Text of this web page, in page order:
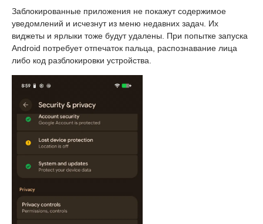
Заблокированные приложения не покажут содержимое
уведомлений и исчезнут из меню недавних задач. Их
виджеты и ярлыки тоже будут удалены. При попытке запуска
Android потребует отпечаток пальца, распознавание лица
либо код разблокировки устройства.